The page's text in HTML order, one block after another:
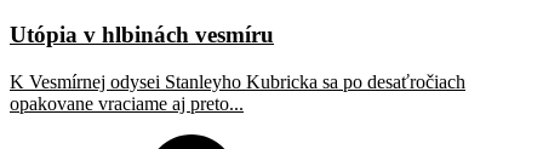
Utópia v hlbinách vesmíru
K Vesmírnej odysei Stanleyho Kubricka sa po desaťročiach
opakovane vraciame aj preto...